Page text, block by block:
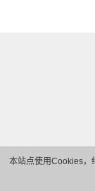
本站点使用Cookies，